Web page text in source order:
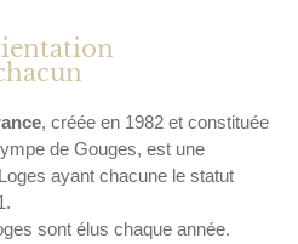
, créée en 1982 et constituée
de Gouges, est une
ayant chacune le statut
sont élus chaque année.